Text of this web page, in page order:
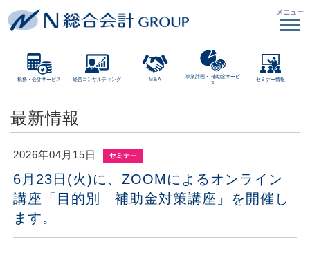
メニュー
税務・会計サービス 経営コンサルティング M＆A
事業計画・
補助金サービ
ス
セミナー情報
最新情報
2026年04月15日
6月23日(火)に、ZOOMによるオンライン
講座「目的別 補助金対策講座」を開催し
ます。